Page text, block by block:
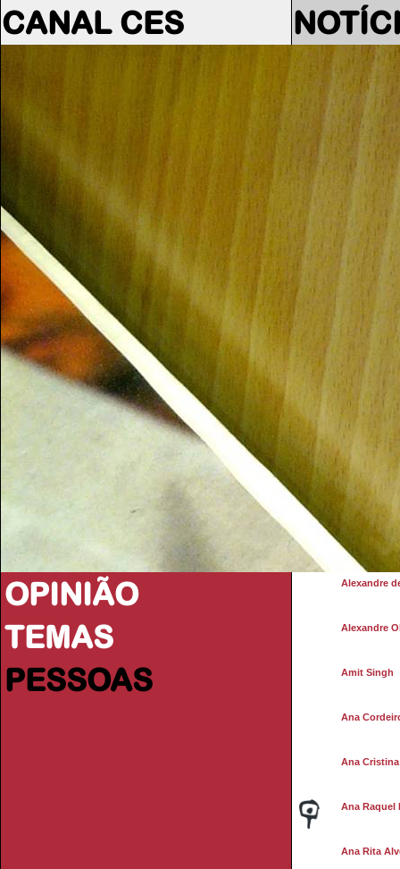
CANAL CES
OPINIÃO
TEMAS
PESSOAS
Alexandre
Alexandre
Amit Singh
Ana
Ana
Ana Raquel
Ana Rita